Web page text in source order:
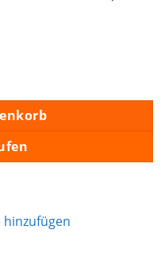
CLOSING NIGHT 1974 CD